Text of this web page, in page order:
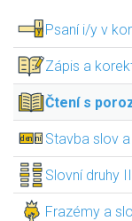
Psaní i/y v
Zápis a
Čtení s
Stavba slov
Slovní druhy II
Frazémy a